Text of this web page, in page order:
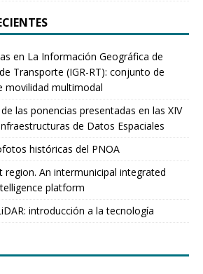
en La Información Geográfica de
Transporte (IGR-RT): conjunto de
movilidad multimodal
las ponencias presentadas en las XIV
de Datos Espaciales
históricas del PNOA
region. An intermunicipal integrated
platform
introducción a la tecnología